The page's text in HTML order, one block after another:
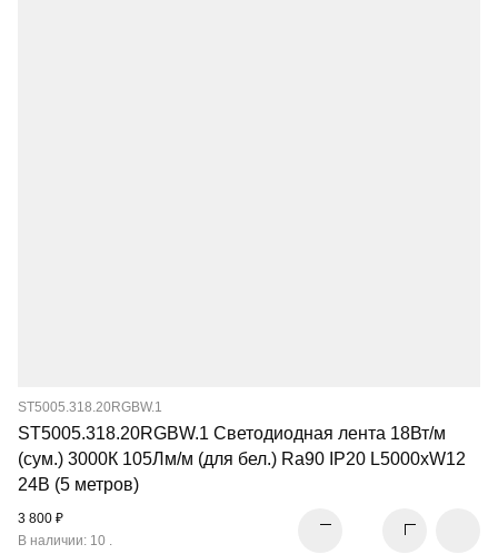
ST5005.318.20RGBW.1
ST5005.318.20RGBW.1 Светодиодная лента 18Вт/м
(сум.) 3000К 105Лм/м (для бел.) Ra90 IP20 L5000xW12
24В (5 метров)
3 800 ₽
В наличии: 10 .